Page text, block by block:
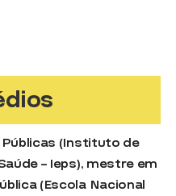
(Instituto de
– Ieps), mestre em
(Escola Nacional